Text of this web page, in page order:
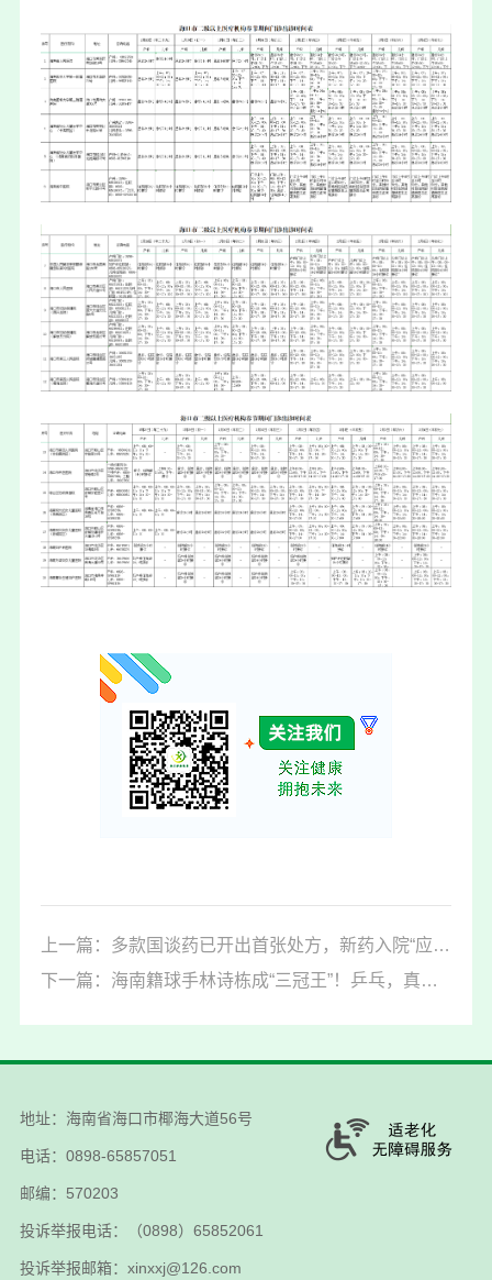
上一篇：多款国谈药已开出首张处方，新药入院“应配尽配”
下一篇：海南籍球手林诗栋成“三冠王”！乒乓，真的很有“性价比”
地址：海南省海口市椰海大道56号
电话：0898-65857051
邮编：570203
投诉举报电话：（0898）65852061
投诉举报邮箱：xinxxj@126.com